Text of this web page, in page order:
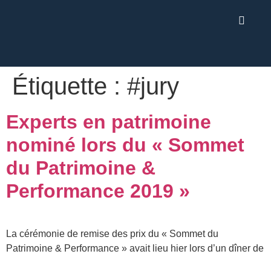
Étiquette : #jury
Experts en patrimoine
nominé lors du « Sommet
du Patrimoine &
Performance 2019 »
La cérémonie de remise des prix du « Sommet du
Patrimoine & Performance » avait lieu hier lors d’un dîner de